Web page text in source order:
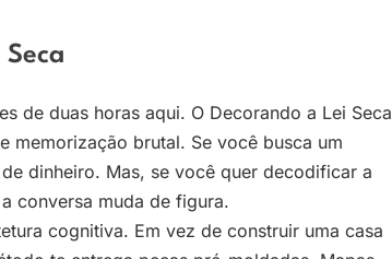
de duas horas aqui. O Decorando a Lei Seca
memorização brutal. Se você busca um
dinheiro. Mas, se você quer decodificar a
conversa muda de figura.
cognitiva. Em vez de construir uma casa